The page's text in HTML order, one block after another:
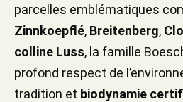
parcelles emblématiques
Zinnkoepflé, Breitenberg,
colline Luss, la famille
profond respect de
tradition et biodynamie